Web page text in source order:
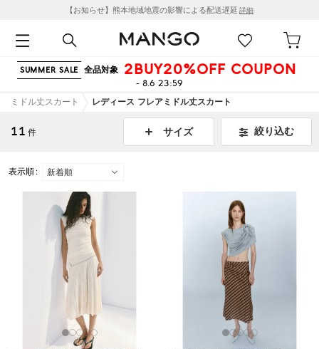
【お知らせ】熊本地域地震の影響による配送遅延 詳細
SUMMER SALE 全品対象 2BUY20%OFF COUPON
- 8.6 23:59
ミドル丈スカート レディース フレアミドル丈スカート
11 件 サイズ 絞り込む
表示順 :